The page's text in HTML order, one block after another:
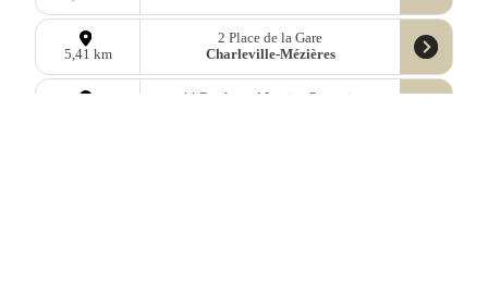
5,41 km
2 Place de la Gare
Charleville-Mézières
44 Boulevard Lucien Pierquin